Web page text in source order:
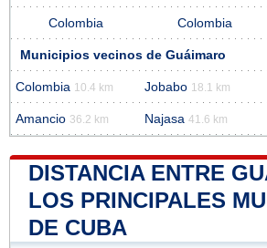
Colombia Colombia
Municipios vecinos de Guáimaro
Colombia 10.4 km Jobabo 18.1 km
Amancio 36.2 km Najasa 41.6 km
DISTANCIA ENTRE
LOS PRINCIPALES
DE CUBA